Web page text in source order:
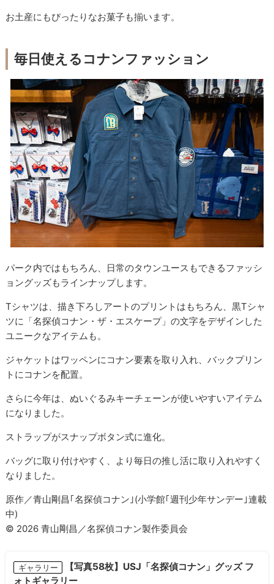
お土産にもぴったりなお菓子も揃います。
毎日使えるコナンファッション
パーク内ではもちろん、日常のタウンユースもできるファッシ
ョングッズもラインナップします。
Tシャツは、描き下ろしアートのプリントはもちろん、黒Tシャ
ツに「名探偵コナン・ザ・エスケープ」の文字をデザインした
ユニークなアイテムも。
ジャケットはワッペンにコナン要素を取り入れ、バックプリン
トにコナンを配置。
さらに今年は、ぬいぐるみキーチェーンが使いやすいアイテム
になりました。
ストラップがスナップボタン式に進化。
バッグに取り付けやすく、より毎日の推し活に取り入れやすく
なりました。
原作／青山剛昌｢名探偵コナン｣(小学館｢週刊少年サンデー｣連載
中)
© 2026 青山剛昌／名探偵コナン製作委員会
ギャラリー
【写真58枚】USJ「名探偵コナン」グッズ フ
ォトギャラリー